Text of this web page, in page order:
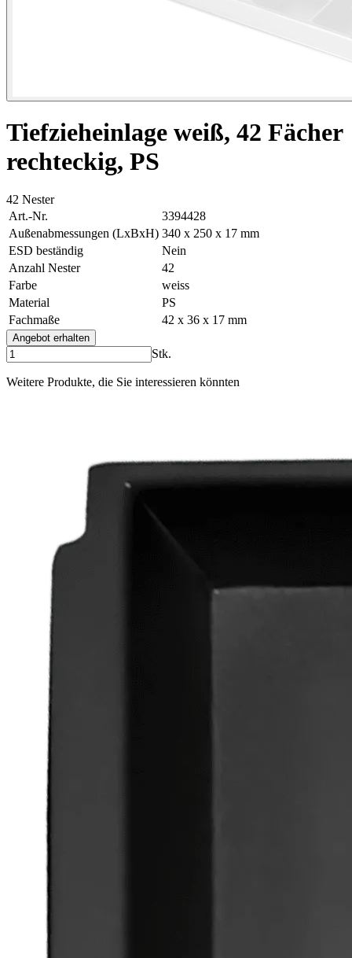
Tiefzieheinlage weiß, 42 Fächer
rechteckig, PS
42 Nester
Art.-Nr.
3394428
Außenabmessungen (LxBxH) 340 x 250 x 17 mm
ESD beständig
Nein
Anzahl Nester
42
Farbe
weiss
Material
PS
Fachmaße
42 x 36 x 17 mm
Angebot erhalten
Stk.
Weitere Produkte, die Sie interessieren könnten